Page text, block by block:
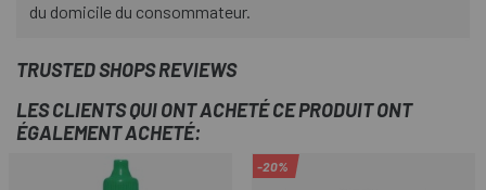
du domicile du consommateur.
TRUSTED SHOPS REVIEWS
LES CLIENTS QUI ONT ACHETÉ CE PRODUIT ONT
ÉGALEMENT ACHETÉ:
-20%